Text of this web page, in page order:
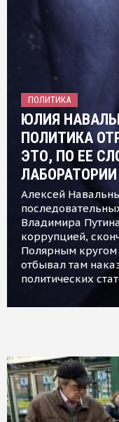
ПОЛИТИКА
ЮЛИЯ
ПОЛИТИКА
ЭТО, ПО ЕЕ
ЛАБОРАТОРИИ
Алексей
Владимира
коррупцией,
Полярным кругом
отбывал там
политических